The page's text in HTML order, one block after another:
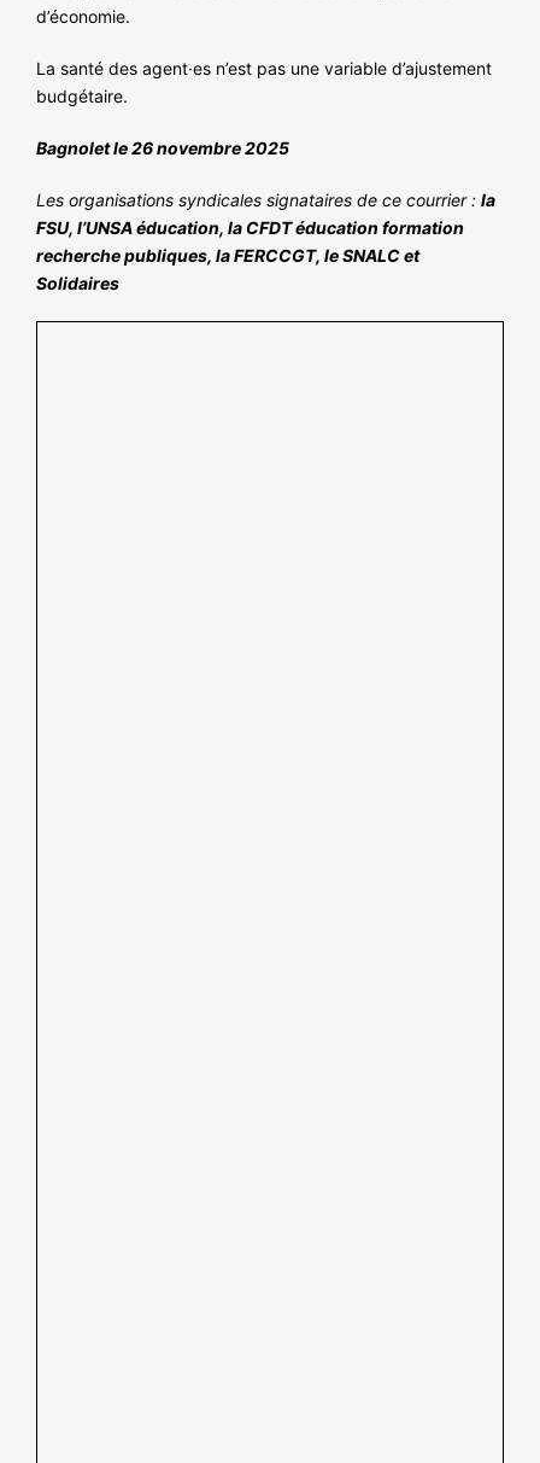
d’économie.
La santé des agent·es n’est pas une variable d’ajustement
budgétaire.
Bagnolet le 26 novembre 2025
Les organisations syndicales signataires de ce courrier : la
FSU, l’UNSA éducation, la CFDT éducation formation
recherche publiques, la FERCCGT, le SNALC et
Solidaires